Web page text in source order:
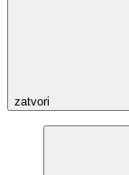
zatvori